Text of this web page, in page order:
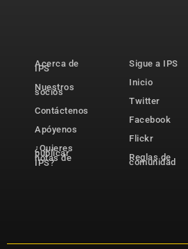
Acerca de
IPS
Nuestros
socios
Contáctenos
Apóyenos
¿Quieres
publicar
notas de
IPS?
Sigue a IPS
Inicio
Twitter
Facebook
Flickr
Reglas de
comunidad